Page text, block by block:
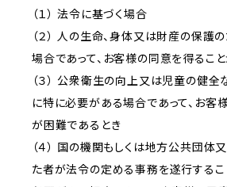
（１） 法令に基づく場合
（２） 人の生命、身体又は財産の保護
場合であって、お客様の同意を得るこ
（３） 公衆衛生の向上又は児童の健
に特に必要がある場合であって、お客
が困難であるとき
（４） 国の機関もしくは地方公共団体
た者が法令の定める事務を遂行するこ